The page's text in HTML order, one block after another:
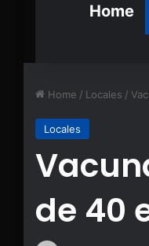
Home
Home / Locales /
Locales
de 40